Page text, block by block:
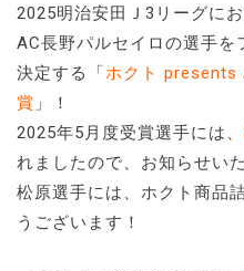
2025明治安田Ｊ3リーグに
AC長野パルセイロの選手
決定する「ホクト presents
賞 」！
2025年5月度受賞選手には、
れましたので、お知らせい
松原選手には、ホクト商品
うございます！